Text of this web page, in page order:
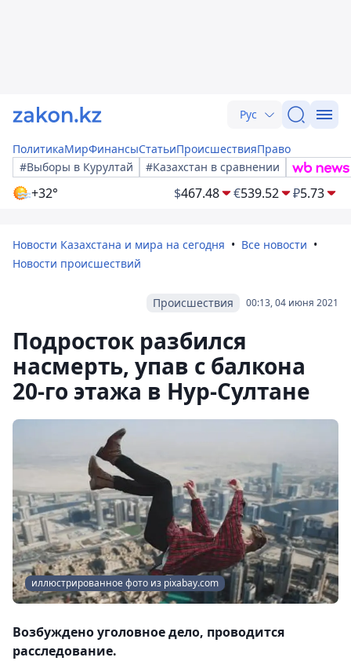
Рус
ПолитикаМирФинансыСтатьиПроисшествияПраво
#Выборы в Курултай
#Казахстан в сравнении
+32° $467.48 €539.52 ₽5.73
Новости Казахстана и мира на сегодня
Все новости
Новости происшествий
00:13, 04 июня 2021
Происшествия
Подросток разбился
насмерть, упав с балкона
20-го этажа в Нур-Султане
иллюстрированное фото из pixabay.com
Возбуждено уголовное дело, проводится
расследование.